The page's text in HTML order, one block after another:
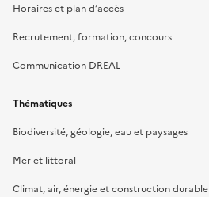
Horaires et plan d’accès
Recrutement, formation, concours
Communication DREAL
Thématiques
Biodiversité, géologie, eau et paysages
Mer et littoral
Climat, air, énergie et construction durable